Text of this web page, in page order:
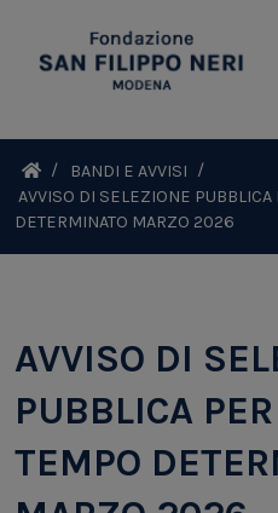
BANDI E AVVISI
AVVISO DI SELEZIONE PUBBLICA
DETERMINATO MARZO 2026
AVVISO DI
PUBBLICA
TEMPO